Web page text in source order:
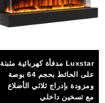
Luxstar مدفأة كهربائية مثبتة
على الحائط بحجم 64 بوصة
ومزودة بإدراج ثلاثي الأضلاع
مع تسخين داخلي